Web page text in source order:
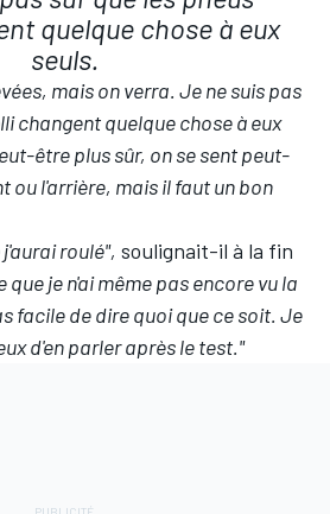
quelque chose à eux
seuls.
mais on verra. Je ne suis pas
changent quelque chose à eux
être plus sûr, on se sent peut-
ou l'arrière, mais il faut un bon
roulé", soulignait-il à la fin
que je n'ai même pas encore vu la
facile de dire quoi que ce soit. Je
d'en parler après le test."